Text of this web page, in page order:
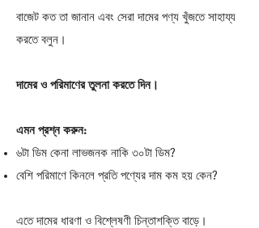
বাজেট কত তা জানান এবং সেরা দামের পণ্য খুঁজতে সাহায্য
করতে বলুন।
দামের ও পরিমাণের তুলনা করতে দিন।
এমন প্রশ্ন করুন:
৬টা ডিম কেনা লাভজনক নাকি ৩০টা ডিম?
বেশি পরিমাণে কিনলে প্রতি পণ্যের দাম কম হয় কেন?
এতে দামের ধারণা ও বিশ্লেষণী চিন্তাশক্তি বাড়ে।